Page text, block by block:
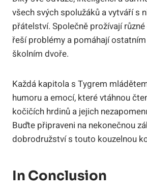
všech svých spolužáků a vytváří s
přátelství. Společně prožívají
řeší problémy a pomáhají
školním dvoře.
Každá kapitola s Tygrem
humoru a emocí, které vtáhnou
kočičích hrdinů a jejich
Buďte připraveni na nekonečnou
dobrodružství s touto kouzelnou
In Conclusion